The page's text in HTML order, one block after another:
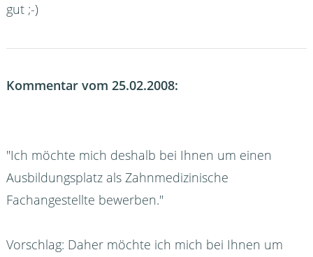
gut ;-)
Kommentar vom 25.02.2008:
"Ich möchte mich deshalb bei Ihnen um einen
Ausbildungsplatz als Zahnmedizinische
Fachangestellte bewerben."
Vorschlag: Daher möchte ich mich bei Ihnen um